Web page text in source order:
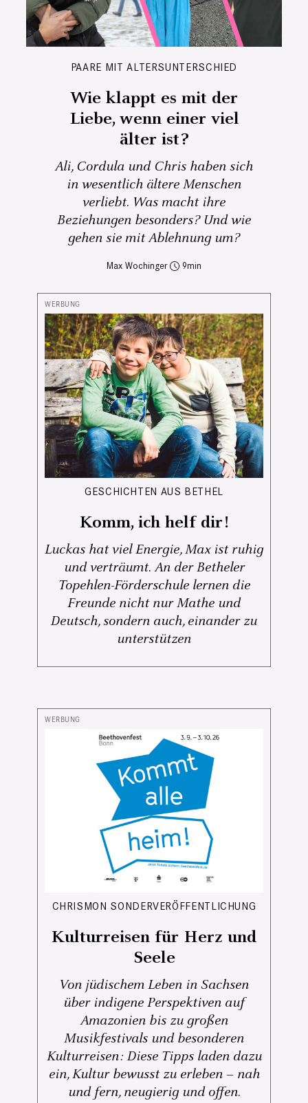
PAARE MIT ALTERSUNTERSCHIED
Wie klappt es mit der
Liebe, wenn einer viel
älter ist?
Ali, Cordula und Chris haben sich
in wesentlich ältere Menschen
verliebt. Was macht ihre
Beziehungen besonders? Und wie
gehen sie mit Ablehnung um?
Max Wochinger 9
GESCHICHTEN AUS BETHEL
Komm, ich helf dir!
Luckas hat viel Energie, Max ist ruhig
und verträumt. An der Betheler
Topehlen-Förderschule lernen die
Freunde nicht nur Mathe und
Deutsch, sondern auch, einander zu
unterstützen
CHRISMON SONDERVERÖFFENTLICHUNG
Kulturreisen für Herz und
Seele
Von jüdischem Leben in Sachsen
über indigene Perspektiven auf
Amazonien bis zu großen
Musikfestivals und besonderen
Kulturreisen: Diese Tipps laden dazu
ein, Kultur bewusst zu erleben – nah
und fern, neugierig und offen.